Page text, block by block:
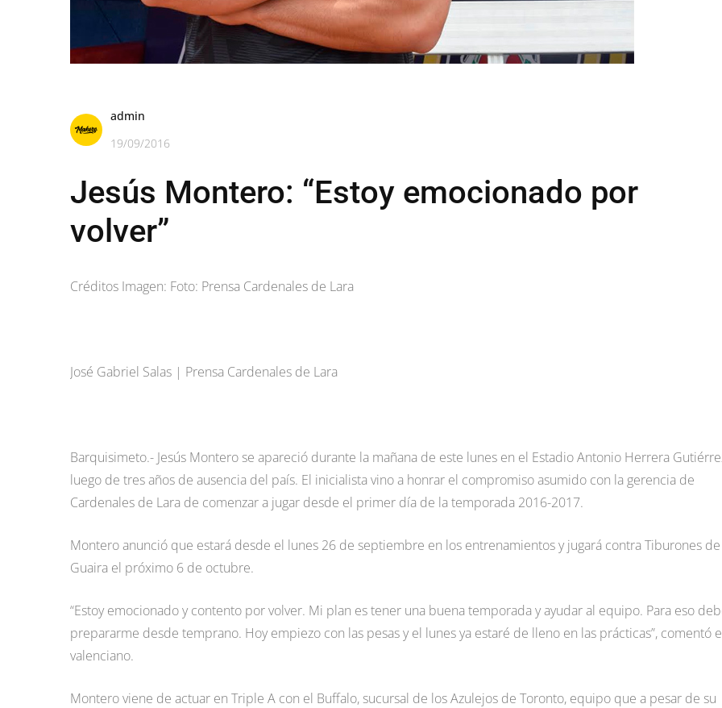
admin
19/09/2016
Jesús Montero: “Estoy emocionado por
volver”
Créditos Imagen: Foto: Prensa Cardenales de Lara
José Gabriel Salas | Prensa Cardenales de Lara
Barquisimeto.- Jesús Montero se apareció durante la mañana de este lunes en el Estadio Antonio Herrera
luego de tres años de ausencia del país. El inicialista vino a honrar el compromiso asumido con la gerencia de
Cardenales de Lara de comenzar a jugar desde el primer día de la temporada 2016-2017.
Montero anunció que estará desde el lunes 26 de septiembre en los entrenamientos y jugará contra Tiburones de
Guaira el próximo 6 de octubre.
“Estoy emocionado y contento por volver. Mi plan es tener una buena temporada y ayudar al equipo. Para eso
prepararme desde temprano. Hoy empiezo con las pesas y el lunes ya estaré de lleno en las prácticas”, comentó
valenciano.
Montero viene de actuar en Triple A con el Buffalo, sucursal de los Azulejos de Toronto, equipo que a pesar de su